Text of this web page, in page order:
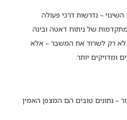
– נדרשות דרכי פעולה
מתקדמות של ניתוח דאטה ובינה
לא רק לשרוד את המשבר – אלא
ומדויקים יותר.
– נתונים טובים הם המצפן האמין